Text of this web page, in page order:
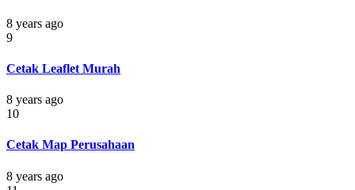
8 years ago
9
Cetak Leaflet Murah
8 years ago
10
Cetak Map Perusahaan
8 years ago